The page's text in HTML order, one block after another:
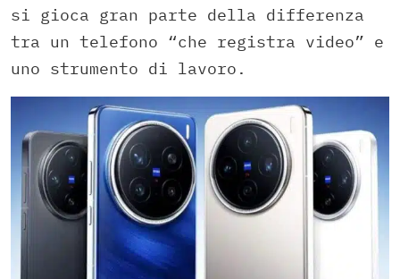
si gioca gran parte della differenza
tra un telefono “che registra video” e
uno strumento di lavoro.